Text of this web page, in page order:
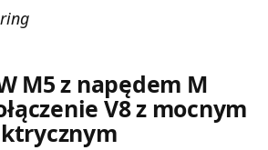
M5 z napędem M
V8 z mocnym